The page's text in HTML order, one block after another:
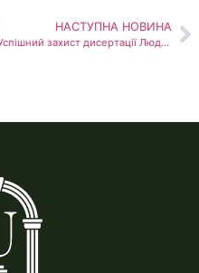
НАСТУПНА НОВИНА
Успішний захист дисертації Людмили Городнюк з теми «Цифрова людина в екзистенційній площині соціально-філософської рефлексії»